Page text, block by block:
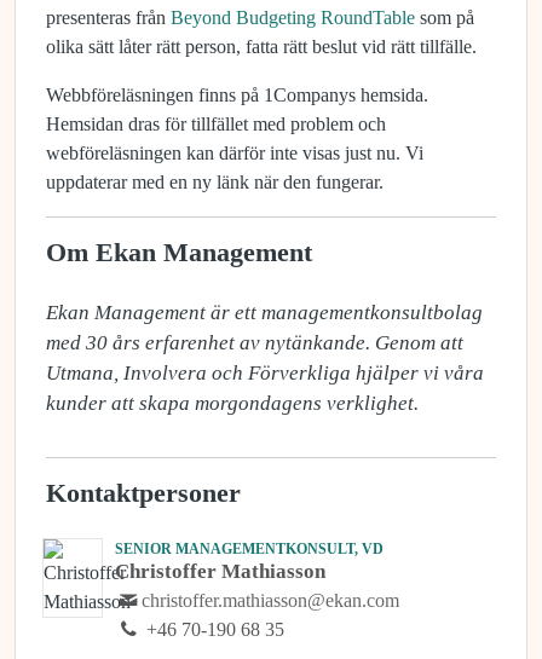
presenteras från Beyond Budgeting RoundTable som på
olika sätt låter rätt person, fatta rätt beslut vid rätt tillfälle.
Webbföreläsningen finns på 1Companys hemsida.
Hemsidan dras för tillfället med problem och
webföreläsningen kan därför inte visas just nu. Vi
uppdaterar med en ny länk när den fungerar.
Om Ekan Management
Ekan Management är ett managementkonsultbolag
med 30 års erfarenhet av nytänkande. Genom att
Utmana, Involvera och Förverkliga hjälper vi våra
kunder att skapa morgondagens verklighet.
Kontaktpersoner
SENIOR MANAGEMENTKONSULT, VD
Christoffer Mathiasson
christoffer.mathiasson@ekan.com
+46 70-190 68 35